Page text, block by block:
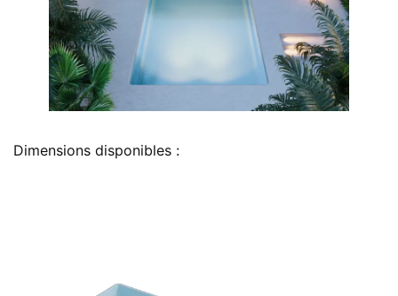
Dimensions disponibles :